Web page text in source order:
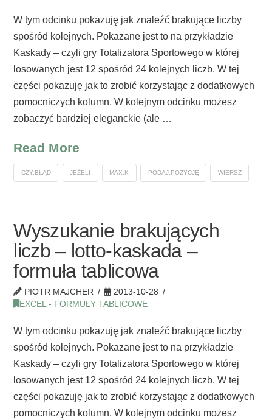
W tym odcinku pokazuję jak znaleźć brakujące liczby
spośród kolejnych. Pokazane jest to na przykładzie
Kaskady – czyli gry Totalizatora Sportowego w której
losowanych jest 12 spośród 24 kolejnych liczb. W tej
części pokazuję jak to zrobić korzystając z dodatkowych
pomocniczych kolumn. W kolejnym odcinku możesz
zobaczyć bardziej eleganckie (ale …
Read More
CZY.BŁĄD JEŻELI MAX.K PODAJ.POZYCJĘ WIERSZ
Wyszukanie brakujących
liczb – lotto-kaskada –
formuła tablicowa
PIOTR MAJCHER
2013-10-28
EXCEL - FORMUŁY TABLICOWE
W tym odcinku pokazuję jak znaleźć brakujące liczby
spośród kolejnych. Pokazane jest to na przykładzie
Kaskady – czyli gry Totalizatora Sportowego w której
losowanych jest 12 spośród 24 kolejnych liczb. W tej
części pokazuję jak to zrobić korzystając z dodatkowych
pomocniczych kolumn. W kolejnym odcinku możesz